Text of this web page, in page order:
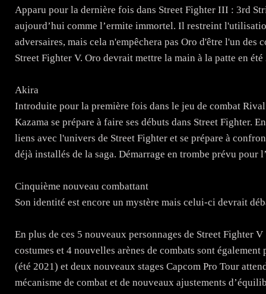
Apparu pour la dernière fois dans Street Fighter III : 3rd
aujourd’hui comme l’ermite immortel. Il restreint
adversaires, mais cela n'empêchera pas Oro d'être l'un des
Street Fighter V. Oro devrait mettre la main à la patte en été
Akira
Introduite pour la première fois dans le jeu de combat
Kazama se prépare à faire ses débuts dans Street Fighter.
liens avec l'univers de Street Fighter et se prépare à
déjà installés de la saga. Démarrage en trombe prévu pour
Cinquième nouveau combattant
Son identité est encore un mystère mais celui-ci devrait
En plus de ces 5 nouveaux personnages de Street Fighter
costumes et 4 nouvelles arènes de combats sont
(été 2021) et deux nouveaux stages Capcom Pro Tour
mécanisme de combat et de nouveaux ajustements